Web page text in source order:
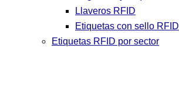
Llaveros RFID
Etiquetas con sello RFID
Etiquetas RFID por sector